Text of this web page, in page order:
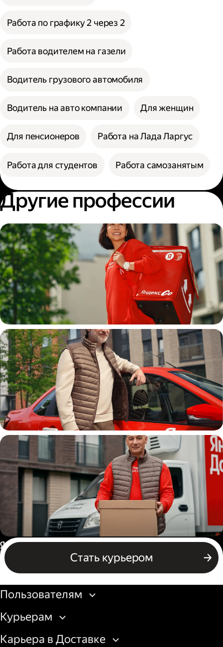
Работа по графику 2 через 2
Работа водителем на газели
Водитель грузового автомобиля
Водитель на авто компании Для женщин
Для пенсионеров Работа на Лада Ларгус
Работа для студентов Работа самозанятым
Другие профессии
Пеший курьер
Автокурьер
Водитель грузового авто
Стать курьером
Россия
Бизнесу
Пользователям
Курьерам
Карьера в Доставке